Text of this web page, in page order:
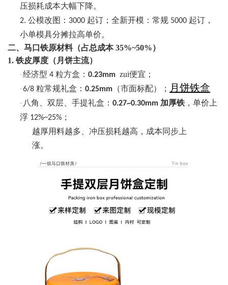
压损耗成本大幅下降。
2. 公模改图： 3000 起订；全新开模：常规 5000 起订，
小单模具分摊拉高单价。
二、马口铁原材料（占总成本 35%~50%）
1. 铁皮厚度（月饼主流）
· 经济型 4 粒方盒： 0.23mm zui便宜；
· 6/8 粒常规礼盒： 0.25mm （市面标配）； 月饼铁盒
· 八角、双层、手提礼盒： 0.27~0.30mm 加厚铁，单价上
浮 12%~25% ；
越厚用料越多、冲压损耗越高，成本同步上
涨。